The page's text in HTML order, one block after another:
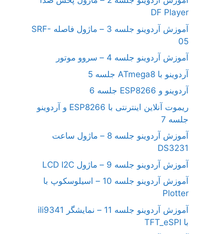
DF Player
آموزش آردوینو جلسه 3 – ماژول فاصله SRF-
05
آموزش آردوینو جلسه 4 – سروو موتور
آردوینو با ATmega8 جلسه 5
آردوینو و ESP8266 جلسه 6
ریموت آنلاین اینترنتی با ESP8266 و آردوینو
جلسه 7
آموزش آردوینو جلسه 8 – ماژول ساعت
DS3231
آموزش آردوینو جلسه 9 – ماژول LCD I2C
آموزش آردوینو جلسه 10 – اسیلوسکوپ با
Plotter
آموزش آردوینو جلسه 11 – نمایشگر ili9341
با TFT_eSPI